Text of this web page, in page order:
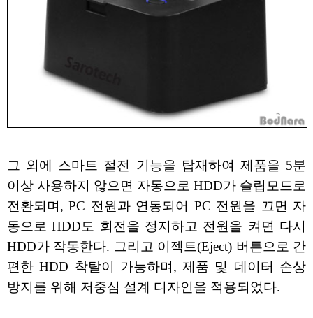
그 외에 스마트 절전 기능을 탑재하여 제품을 5분
이상 사용하지 않으면 자동으로 HDD가 슬립모드로
전환되며, PC 전원과 연동되어 PC 전원을 끄면 자
동으로 HDD도 회전을 정지하고 전원을 켜면 다시
HDD가 작동한다. 그리고 이젝트(Eject) 버튼으로 간
편한 HDD 착탈이 가능하며, 제품 및 데이터 손상
방지를 위해 저중심 설계 디자인을 적용되었다.